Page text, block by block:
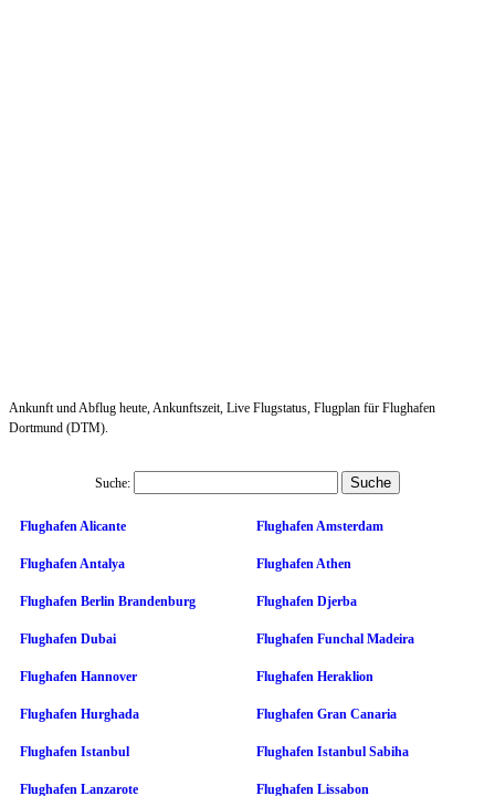
Ankunft und Abflug heute, Ankunftszeit, Live Flugstatus, Flugplan für Flughafen
Dortmund (DTM).
Suche:
Flughafen Alicante Flughafen Amsterdam
Flughafen Antalya Flughafen Athen
Flughafen Berlin Brandenburg Flughafen Djerba
Flughafen Dubai Flughafen Funchal Madeira
Flughafen Hannover Flughafen Heraklion
Flughafen Hurghada Flughafen Gran Canaria
Flughafen Istanbul Flughafen Istanbul Sabiha
Flughafen Lanzarote Flughafen Lissabon